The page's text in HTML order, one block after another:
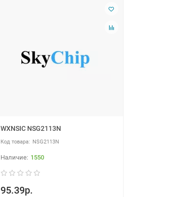
WXNSIC NSG2113N
NSG2113N
1550
95.39р.